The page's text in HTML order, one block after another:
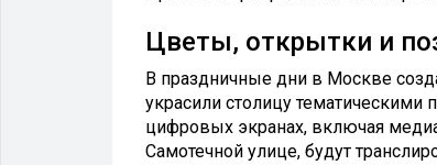
Цветы, открытки и
В праздничные дни в Москве
украсили столицу тематическими
цифровых экранах, включая
Самотечной улице, будут